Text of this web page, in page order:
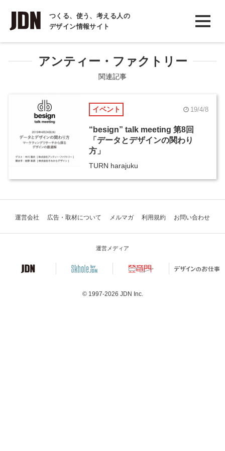
つくる、使う、考える人の
デザイン情報サイト
INTERVIEW
インタビュー
REPORT
コラム
アンティー・ファクトリー
関連記事
イベント 19/4/8
“besign” talk meeting 第8回
「データとデザインの関わり
方」
TURN harajuku
運営会社 広告・取材について メルマガ 利用規約 お問い合わせ
運営メディア
© 1997-2026 JDN Inc.